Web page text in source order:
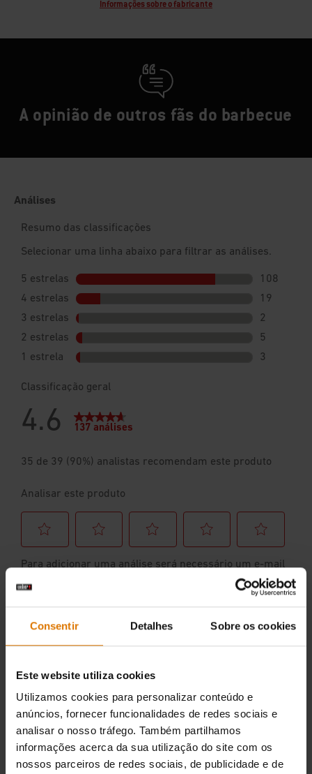
Consentir Detalhes Sobre os cookies
Este website utiliza cookies
Utilizamos cookies para personalizar conteúdo e
anúncios, fornecer funcionalidades de redes sociais e
analisar o nosso tráfego. Também partilhamos
informações acerca da sua utilização do site com os
nossos parceiros de redes sociais, de publicidade e de
Informações sobre o fabricante
A opinião de outros fãs do barbecue